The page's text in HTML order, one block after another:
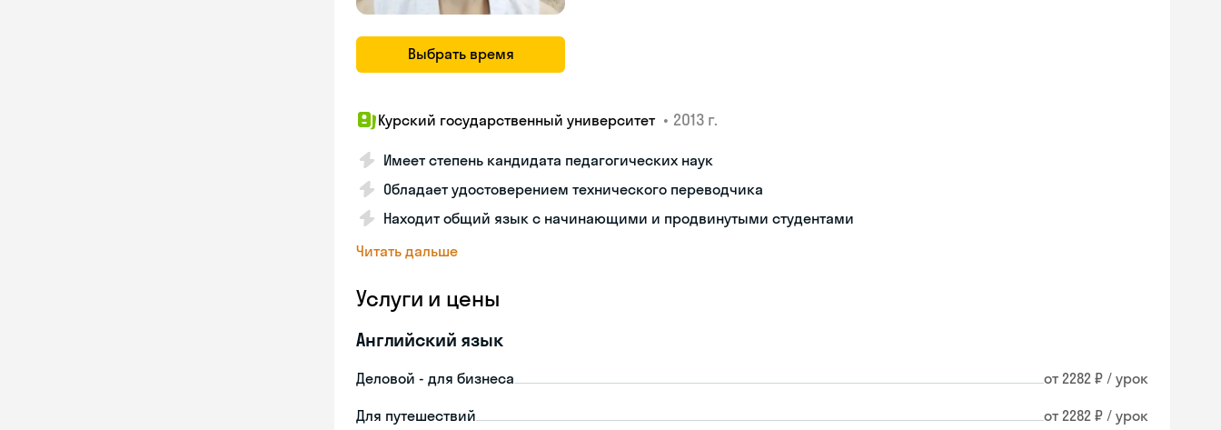
Выбрать время
Курский государственный университет • 2013 г.
Имеет степень кандидата педагогических наук
Обладает удостоверением технического переводчика
Находит общий язык с начинающими и продвинутыми студентами
Читать дальше
Услуги и цены
Английский язык
Деловой - для бизнеса от 2282 ₽ / урок
Для путешествий от 2282 ₽ / урок